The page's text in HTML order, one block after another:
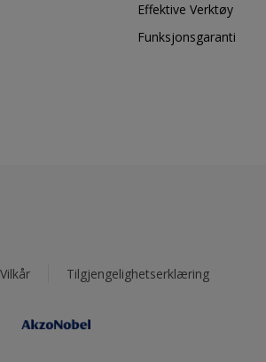
Effektive Verktøy
Funksjonsgaranti
Vilkår Tilgjengelighetserklæring